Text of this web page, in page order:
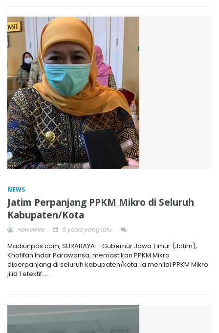
NEWS
Jatim Perpanjang PPKM Mikro di Seluruh
Kabupaten/Kota
Newswire 5 years yang lalu
Madiunpos.com, SURABAYA – Gubernur Jawa Timur (Jatim),
Khofifah Indar Parawansa, memastikan PPKM Mikro
diperpanjang di seluruh kabupaten/kota. Ia menilai PPKM Mikro
jilid 1 efektif....